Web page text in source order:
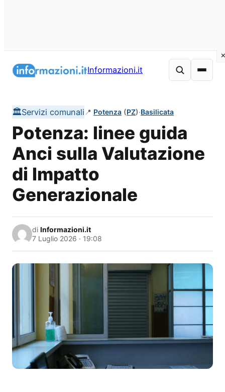
Informazioni.it
🏛️Servizi comunali 📍 Potenza (PZ)·Basilicata
Potenza: linee guida
Anci sulla Valutazione
di Impatto
Generazionale
di Informazioni.it
7 Luglio 2026 · 19:08